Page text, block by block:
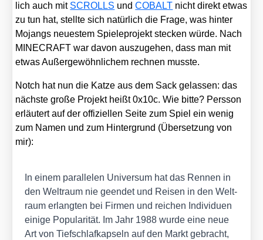
lich auch mit SCROLLS undCOBALT nicht direkt etwas
zu tun hat, stell­te sich natür­lich die Fra­ge, was hin­ter
Mojangs neu­es­tem Spie­le­pro­jekt ste­cken wür­de. Nach
MINECRAFT war davon aus­zu­ge­hen, dass man mit
etwas Außer­ge­wöhn­li­chem rech­nen muss­te.
Notch hat nun die Kat­ze aus dem Sack gelas­sen: das
nächs­te gro­ße Pro­jekt heißt 0x10c. Wie bit­te? Pers­son
erläu­tert auf der offi­zi­el­len Sei­te zum Spiel ein wenig
zum Namen und zum Hin­ter­grund (Über­set­zung von
mir):
In einem par­al­le­len Uni­ver­sum hat das Ren­nen in
den Welt­raum nie geen­det und Rei­sen in den Welt­
raum erlang­ten bei Fir­men und rei­chen Indi­vi­du­en
eini­ge Popu­la­ri­tät. Im Jahr 1988 wur­de eine neue
Art von Tief­schlaf­kap­seln auf den Markt gebracht,